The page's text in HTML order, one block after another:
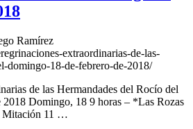
Ramírez
extraordinarias-de-las-
domingo-18-de-febrero-de-2018/
de las Hermandades del Rocío del
Domingo, 18 9 horas – *Las Rozas
Mitación 11 …